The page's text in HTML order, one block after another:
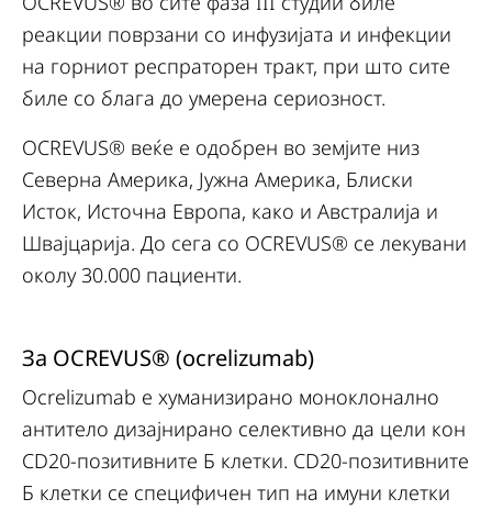
реакции поврзани со инфузијата и инфекции
на горниот респраторен тракт, при што сите
биле со блага до умерена сериозност.
OCREVUS® веќе е одобрен во земјите низ
Северна Америка, Јужна Америка, Блиски
Исток, Источна Европа, како и Австралија и
Швајцарија. До сега со OCREVUS® се лекувани
околу 30.000 пациенти.
За OCREVUS® (ocrelizumab)
Ocrelizumab e хуманизирано моноклонално
антитело дизајнирано селективно да цели кон
CD20-позитивните Б клетки. CD20-позитивните
Б клетки се специфичен тип на имуни клетки